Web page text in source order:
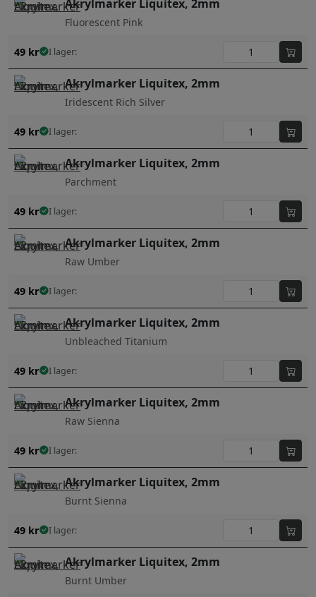
Akrylmarker Liquitex, 2mm
Fluorescent Pink
49 kr I lager:
Akrylmarker Liquitex, 2mm
Iridescent Rich Silver
49 kr I lager:
Akrylmarker Liquitex, 2mm
Parchment
49 kr I lager:
Akrylmarker Liquitex, 2mm
Raw Umber
49 kr I lager:
Akrylmarker Liquitex, 2mm
Unbleached Titanium
49 kr I lager:
Akrylmarker Liquitex, 2mm
Raw Sienna
49 kr I lager:
Akrylmarker Liquitex, 2mm
Burnt Sienna
49 kr I lager:
Akrylmarker Liquitex, 2mm
Burnt Umber